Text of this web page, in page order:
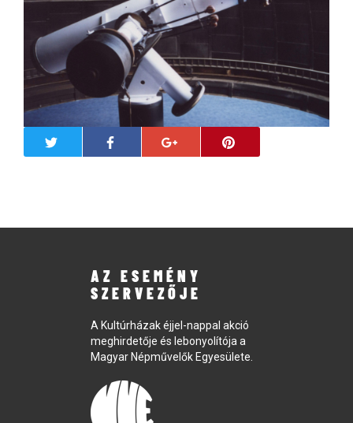
AZ ESEMÉNY
SZERVEZŐJE
A Kultúrházak éjjel-nappal akció
meghirdetője és lebonyolítója a
Magyar Népművelők Egyesülete.